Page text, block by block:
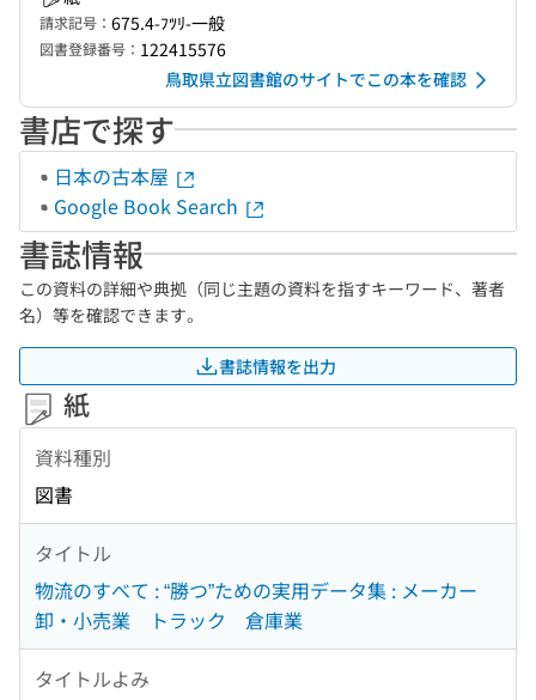
請求記号： 675.4-ﾌﾂﾘ-一般
図書登録番号： 122415576
鳥取県立図書館のサイトでこの本を確認
書店で探す
日本の古本屋
Google Book Search
書誌情報
この資料の詳細や典拠（同じ主題の資料を指すキーワード、著者
名）等を確認できます。
書誌情報を出力
紙
資料種別
図書
タイトル
物流のすべて : “勝つ”ための実用データ集 : メーカー
卸・小売業 トラック 倉庫業
タイトルよみ